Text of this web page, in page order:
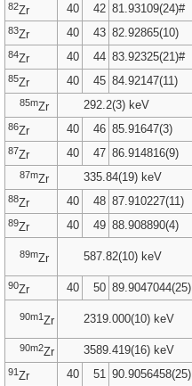
82Zr 40 42 81.93109(24)#
83Zr 40 43 82.92865(10)
84Zr 40 44 83.92325(21)#
85Zr 40 45 84.92147(11)
85mZr 292.2(3) keV
86Zr 40 46 85.91647(3)
87Zr 40 47 86.914816(9)
87mZr 335.84(19) keV
88Zr 40 48 87.910227(11)
89Zr 40 49 88.908890(4)
89mZr 587.82(10) keV
90Zr 40 50 89.9047044(25)
90m1 Zr 2319.000(10) keV
90m2Zr 3589.419(16) keV
91 Zr 40 51 90.9056458(25)